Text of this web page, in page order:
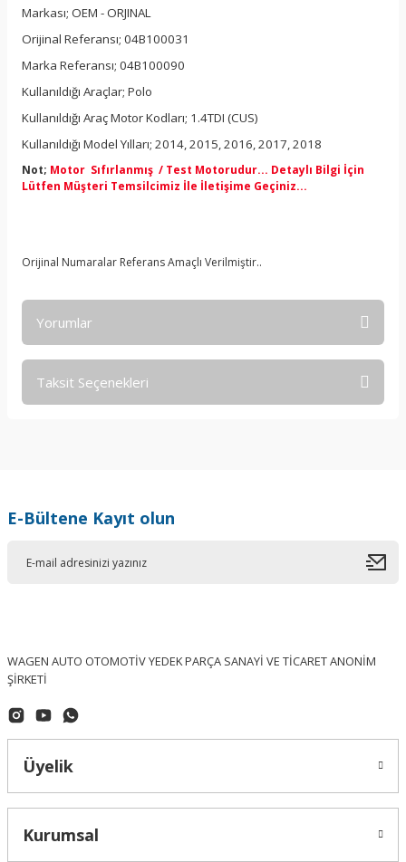
Markası; OEM - ORJINAL
Orijinal Referansı; 04B100031
Marka Referansı; 04B100090
Kullanıldığı Araçlar; Polo
Kullanıldığı Araç Motor Kodları; 1.4TDI (CUS)
Kullanıldığı Model Yılları; 2014, 2015, 2016, 2017, 2018
Not; Motor Sıfırlanmış / Test Motorudur... Detaylı Bilgi İçin
Lütfen Müşteri Temsilcimiz İle İletişime Geçiniz...
Orijinal Numaralar Referans Amaçlı Verilmiştir..
Yorumlar
Taksit Seçenekleri
E-Bültene Kayıt olun
WAGEN AUTO OTOMOTİV YEDEK PARÇA SANAYİ VE TİCARET ANONİM
ŞİRKETİ
Üyelik
Kurumsal